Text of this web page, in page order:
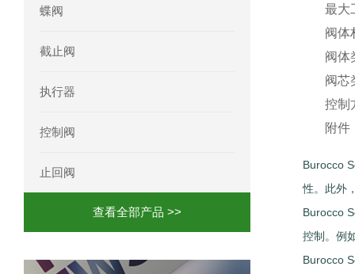
蝶阀
截止阀
执行器
控制阀
止回阀
查看全部产品 >>
最大
阀体
阀体
阀芯
控制
附件
Burocco
性。此外
Burocco
控制。例
Burocco